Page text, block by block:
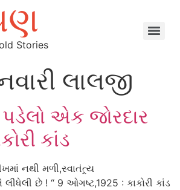
Stories
લાલજી
એક જોરદાર
કાંડ
નથી મળી,સ્વાતંત્ર્ય
છે ! “ 9 ઓગષ્ટ,1925 : કાકોરી કાંડ